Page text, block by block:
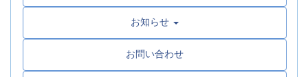
お知らせ
お問い合わせ